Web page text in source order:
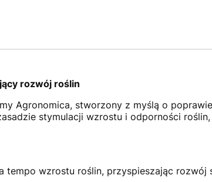
rozwój roślin
Agronomica, stworzony z myślą o
stymulacji wzrostu i odporności
tempo wzrostu roślin, przyspieszając rozwój